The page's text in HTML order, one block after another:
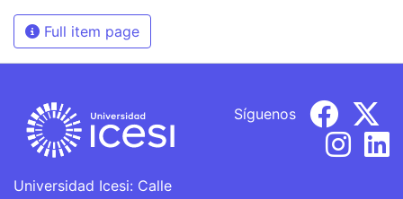
Full item page
Universidad Icesi: Calle
Síguenos